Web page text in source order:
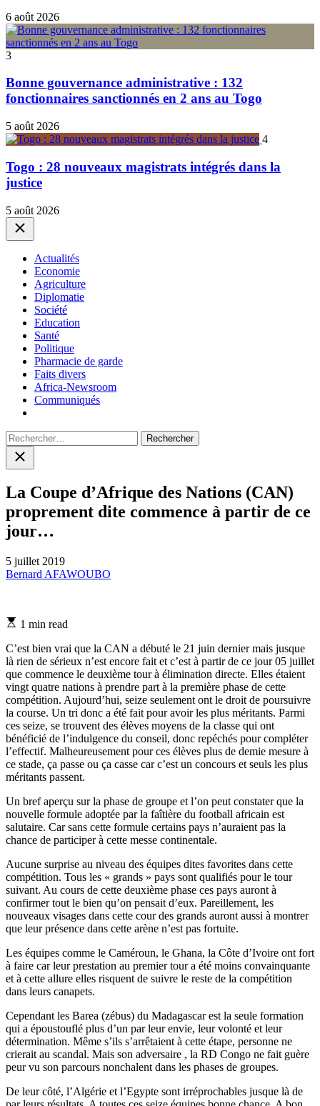
6 août 2026
3
Bonne gouvernance administrative : 132
fonctionnaires sanctionnés en 2 ans au Togo
5 août 2026
4
Togo : 28 nouveaux magistrats intégrés dans la
justice
5 août 2026
Close
Actualités
Economie
Agriculture
Diplomatie
Société
Education
Santé
Politique
Pharmacie de garde
Faits divers
Africa-Newsroom
Communiqués
Rechercher :
Close
search
La Coupe d’Afrique des Nations (CAN)
proprement dite commence à partir de ce
jour…
5 juillet 2019
Bernard AFAWOUBO
Estimated
time
1 min read
C’est bien vrai que la CAN a débuté le 21 juin dernier mais jusque
là rien de sérieux n’est encore fait et c’est à partir de ce jour 05 juillet
que commence le deuxième tour à élimination directe. Elles étaient
vingt quatre nations à prendre part à la première phase de cette
compétition. Aujourd’hui, seize seulement ont le droit de poursuivre
la course. Un tri donc a été fait pour avoir les plus méritants. Parmi
ces seize, se trouvent des élèves moyens de la classe qui ont
bénéficié de l’indulgence du conseil, donc repéchés pour compléter
l’effectif. Malheureusement pour ces élèves plus de demie mesure à
ce stade, ça passe ou ça casse car c’est un concours et seuls les plus
méritants passent.
Un bref aperçu sur la phase de groupe et l’on peut constater que la
nouvelle formule adoptée par la faîtière du football africain est
salutaire. Car sans cette formule certains pays n’auraient pas la
chance de participer à cette messe continentale.
Aucune surprise au niveau des équipes dites favorites dans cette
compétition. Tous les « grands » pays sont qualifiés pour le tour
suivant. Au cours de cette deuxième phase ces pays auront à
confirmer tout le bien qu’on pensait d’eux. Pareillement, les
nouveaux visages dans cette cour des grands auront aussi à montrer
que leur présence dans cette arène n’est pas fortuite.
Les équipes comme le Caméroun, le Ghana, la Côte d’Ivoire ont fort
à faire car leur prestation au premier tour a été moins convainquante
et à cette allure elles risquent de suivre le reste de la compétition
dans leurs canapets.
Cependant les Barea (zébus) du Madagascar est la seule formation
qui a époustouflé plus d’un par leur envie, leur volonté et leur
détermination. Même s’ils s’arrêtaient à cette étape, personne ne
crierait au scandal. Mais son adversaire , la RD Congo ne fait guère
peur vu son parcours nonchalent dans les phases de groupes.
De leur côté, l’Algérie et l’Egypte sont irréprochables jusque là de